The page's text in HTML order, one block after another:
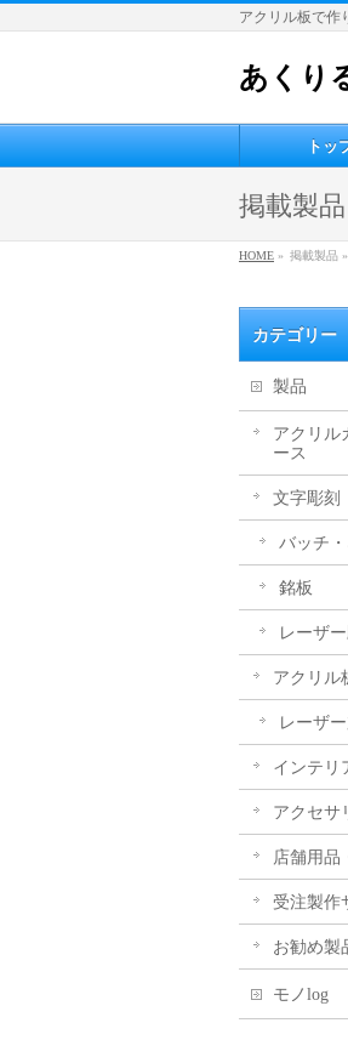
アクリル板で作
あくり
トッ
掲載製品
HOME » 掲載製品 »
カテゴリー
製品
アクリル
ース
文字彫刻
バッチ
銘板
レーザ
アクリル
レーザ
インテリ
アクセサ
店舗用品
受注製作
お勧め製
モノlog